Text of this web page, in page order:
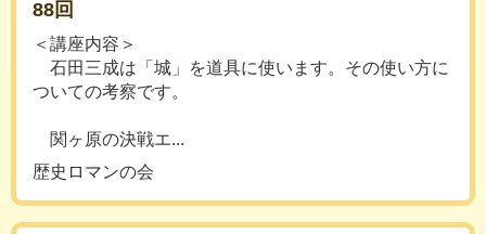
88回
＜講座内容＞
石田三成は「城」を道具に使います。その使い方に
ついての考察です。
関ヶ原の決戦エ...
歴史ロマンの会